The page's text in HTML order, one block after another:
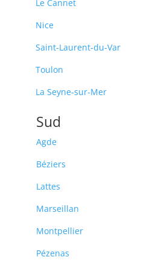
Le Cannet
Nice
Saint-Laurent-du-Var
Toulon
La Seyne-sur-Mer
Sud
Agde
Béziers
Lattes
Marseillan
Montpellier
Pézenas